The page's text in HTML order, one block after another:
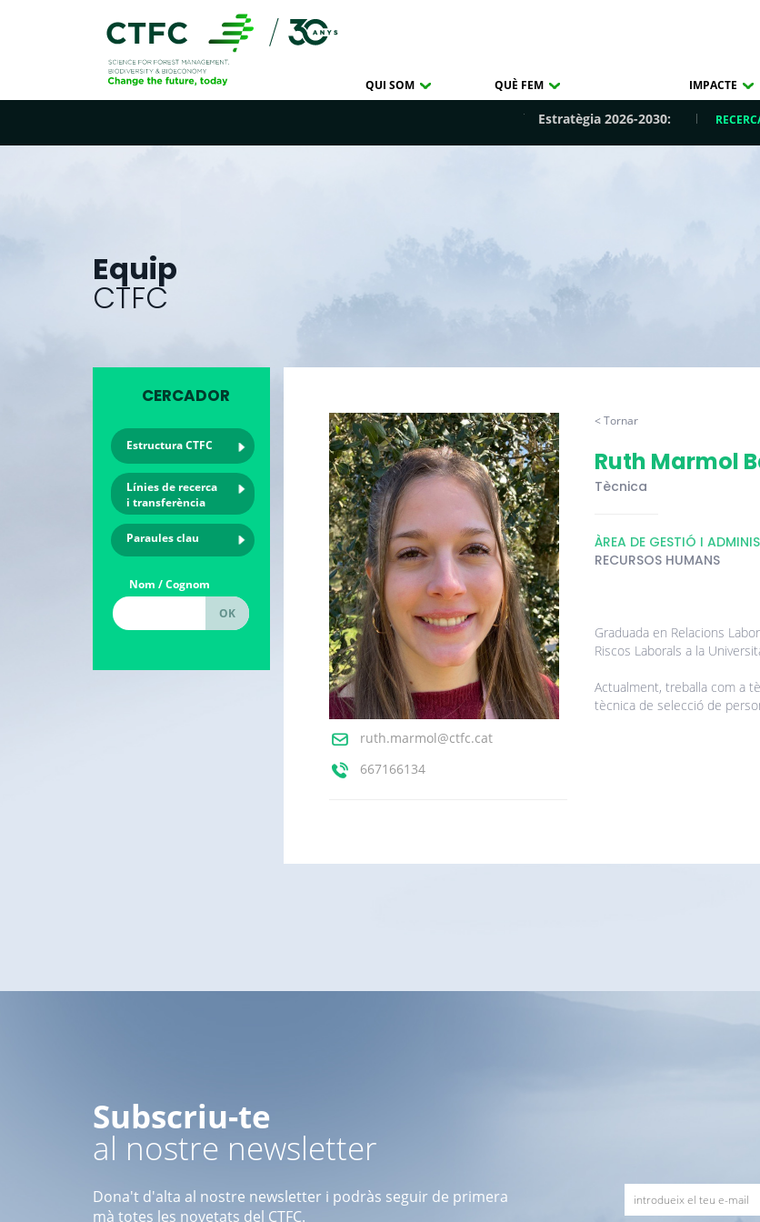
QUI SOM QUÈ FEM IMPACTE
Estratègia 2026-2030:
Equip
CTFC
CERCADOR
Estructura CTFC
Línies de recerca
i transferència
Paraules clau
Nom / Cognom
ruth.marmol@ctfc.cat
667166134
< Tornar
Ruth Marmol
Tècnica
ÀREA DE GESTIÓ I
RECURSOS HUMANS
Graduada en Relacions
Riscos Laborals a la
Actualment, treballa com a
tècnica de selecció de
Subscriu-te
al nostre newsletter
Dona't d'alta al nostre newsletter i podràs seguir de primera
mà totes les novetats del CTFC.